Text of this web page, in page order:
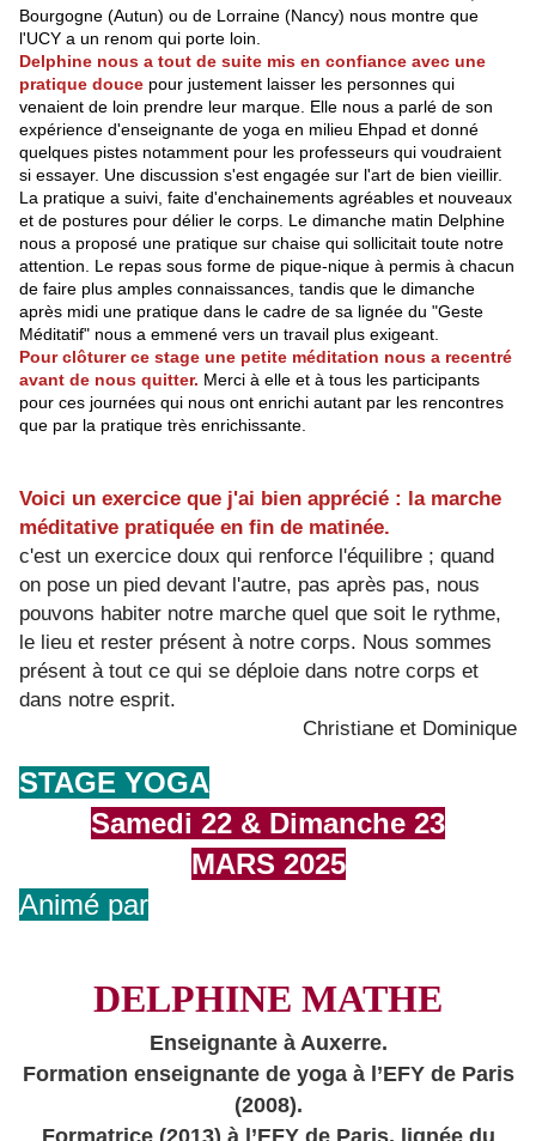
Bourgogne (Autun) ou de Lorraine (Nancy) nous montre que
l'UCY a un renom qui porte loin.
Delphine nous a tout de suite mis en confiance avec une
pratique douce pour justement laisser les personnes qui
venaient de loin prendre leur marque. Elle nous a parlé de son
expérience d'enseignante de yoga en milieu Ehpad et donné
quelques pistes notamment pour les professeurs qui voudraient
si essayer. Une discussion s'est engagée sur l'art de bien vieillir.
La pratique a suivi, faite d'enchainements agréables et nouveaux
et de postures pour délier le corps. Le dimanche matin Delphine
nous a proposé une pratique sur chaise qui sollicitait toute notre
attention. Le repas sous forme de pique-nique à permis à chacun
de faire plus amples connaissances, tandis que le dimanche
après midi une pratique dans le cadre de sa lignée du "Geste
Méditatif" nous a emmené vers un travail plus exigeant.
Pour clôturer ce stage une petite méditation nous a recentré
avant de nous quitter. Merci à elle et à tous les participants
pour ces journées qui nous ont enrichi autant par les rencontres
que par la pratique très enrichissante.
Voici un exercice que j'ai bien apprécié : la marche
méditative pratiquée en fin de matinée.
c'est un exercice doux qui renforce l'équilibre ; quand
on pose un pied devant l'autre, pas après pas, nous
pouvons habiter notre marche quel que soit le rythme,
le lieu et rester présent à notre corps. Nous sommes
présent à tout ce qui se déploie dans notre corps et
dans notre esprit.
Christiane et Dominique
STAGE YOGA
Samedi 22 & Dimanche 23
MARS 2025
Animé par
DELPHINE MATHE
Enseignante à Auxerre.
Formation enseignante de yoga à l’EFY de Paris
(2008).